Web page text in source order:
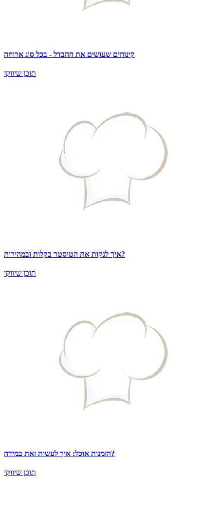
קינוחים שעושים את ההבדל - בכל סוג ארוחה
תוכן שיווקי
איך לנקות את הטוסטר בקלות ובמהירות?
תוכן שיווקי
הזמנות אוכל: איך לעשות זאת במידה?
תוכן שיווקי